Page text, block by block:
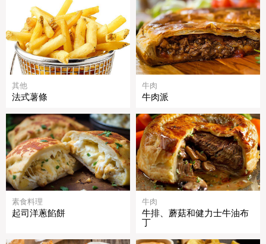
其他
法式薯條
牛肉
牛肉派
素食料理
起司洋蔥餡餅
牛肉
牛排、蘑菇和健力士牛油布
丁